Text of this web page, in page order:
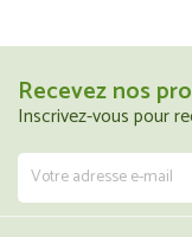
Recevez nos
Inscrivez-vous pour